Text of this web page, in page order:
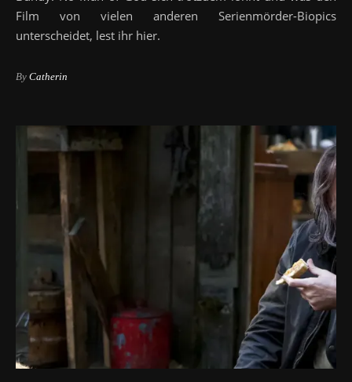
Film von vielen anderen Serienmörder-Biopics
unterscheidet, lest ihr hier.
By Catherin